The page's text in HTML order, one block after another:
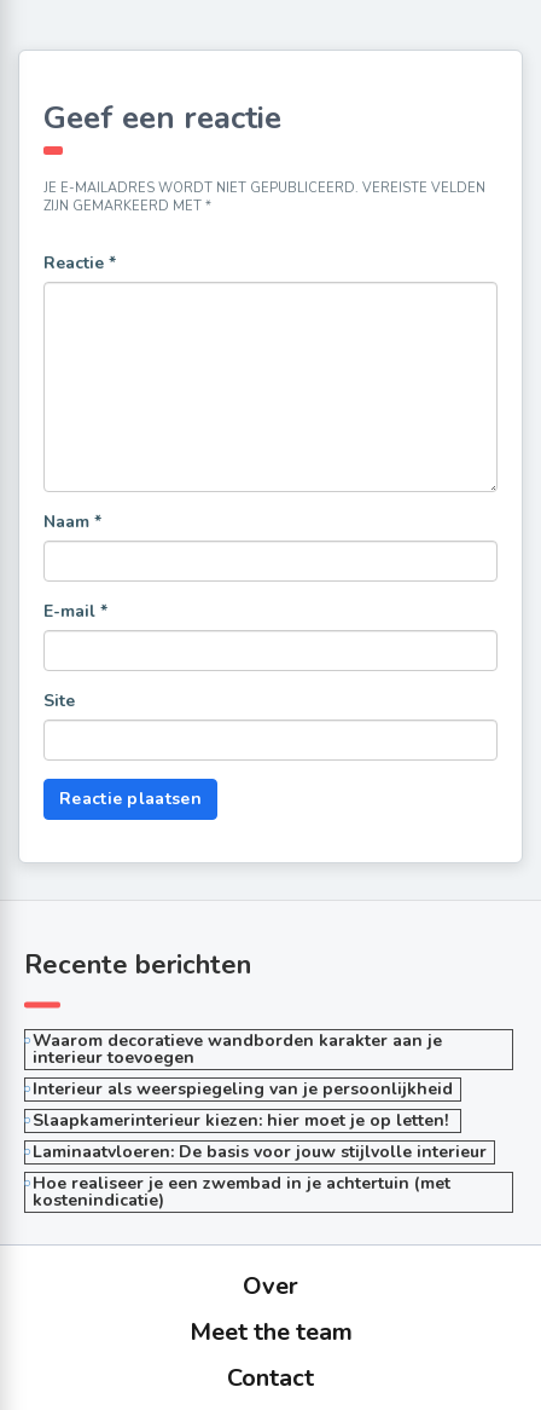
Geef een reactie
JE E-MAILADRES WORDT NIET GEPUBLICEERD. VEREISTE VELDEN
ZIJN GEMARKEERD MET *
Reactie *
Naam *
E-mail *
Site
Recente berichten
Waarom decoratieve wandborden karakter aan je
interieur toevoegen
Interieur als weerspiegeling van je persoonlijkheid
Slaapkamerinterieur kiezen: hier moet je op letten!
Laminaatvloeren: De basis voor jouw stijlvolle interieur
Hoe realiseer je een zwembad in je achtertuin (met
kostenindicatie)
Over
Meet the team
Contact